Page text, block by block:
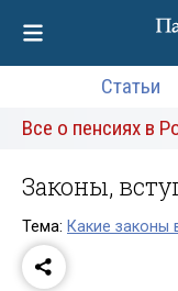
Статьи
Все о пенсиях в
Законы,
Тема: Какие законы